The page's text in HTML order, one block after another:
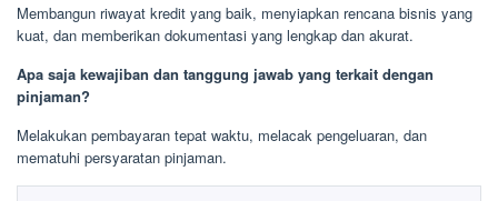
Membangun riwayat kredit yang baik, menyiapkan rencana bisnis yang
kuat, dan memberikan dokumentasi yang lengkap dan akurat.
Apa saja kewajiban dan tanggung jawab yang terkait dengan
pinjaman?
Melakukan pembayaran tepat waktu, melacak pengeluaran, dan
mematuhi persyaratan pinjaman.